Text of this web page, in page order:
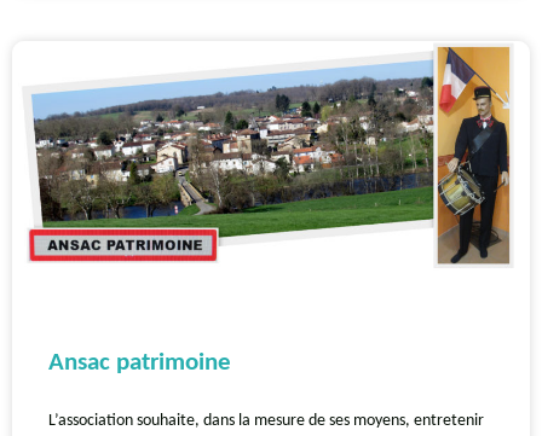
Ansac patrimoine
L’association souhaite, dans la mesure de ses moyens, entretenir